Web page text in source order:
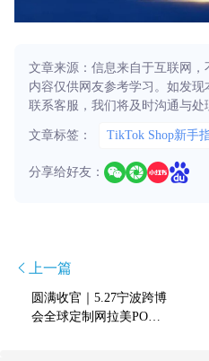
文章来源：信息来自于互联网，
内容仅供网友参考学习。如发
联系客服，我们将及时沟通与处
文章标签： TikTok Shop新手
分享给好友：
上一篇
圆满收官｜5.27宁波跨博
会全球定制网拉美POD